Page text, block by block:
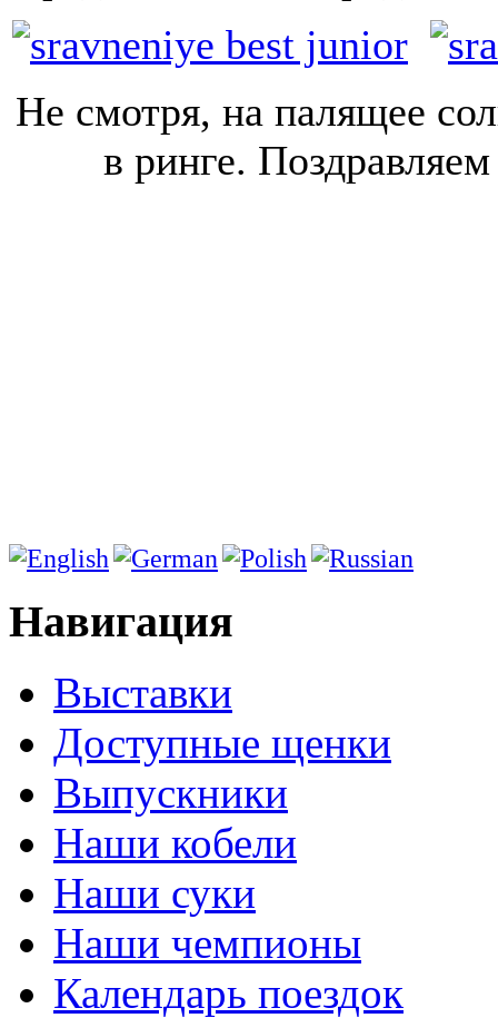
Не смотря, на палящее
в ринге.
Навигация
Выставки
Доступные щенки
Выпускники
Наши кобели
Наши суки
Наши чемпионы
Календарь поездок